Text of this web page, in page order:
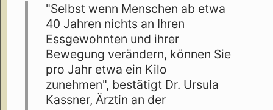
"Selbst wenn Menschen ab etwa
40 Jahren nichts an Ihren
Essgewohnten und ihrer
Bewegung verändern, können Sie
pro Jahr etwa ein Kilo
zunehmen", bestätigt Dr. Ursula
Kassner, Ärztin an der